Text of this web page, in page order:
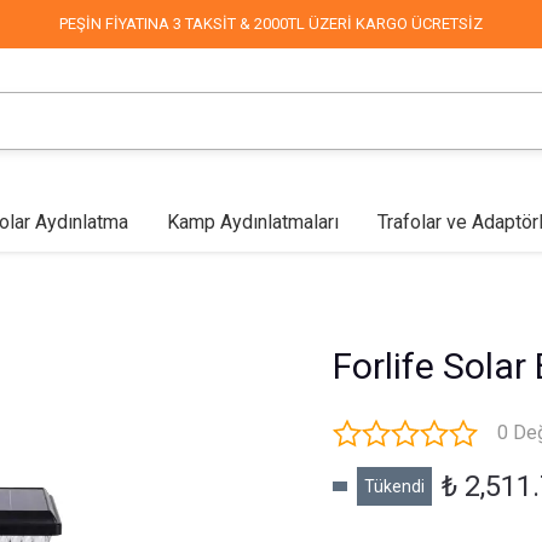
PEŞİN FİYATINA 3 TAKSİT & 2000TL ÜZERİ KARGO ÜCRETSİZ
Aydınlatma Kamp Aydınlatmaları Trafolar ve
Forlife Solar
0
Tükendi ₺